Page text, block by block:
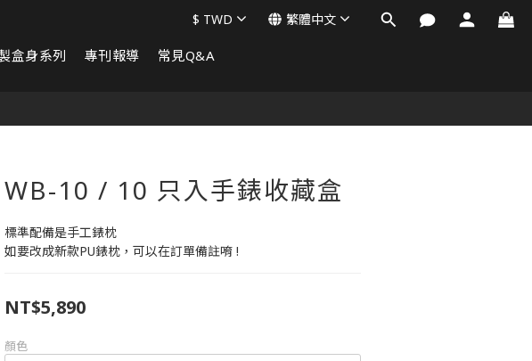
盒身系列 專刊報導 常見Q&A
$ TWD 繁體中文
WB-10 / 10 只入手錶收藏盒
標準配備是手工錶枕
如要改成新款PU錶枕，可以在訂單備註唷 !
NT$5,890
顏色